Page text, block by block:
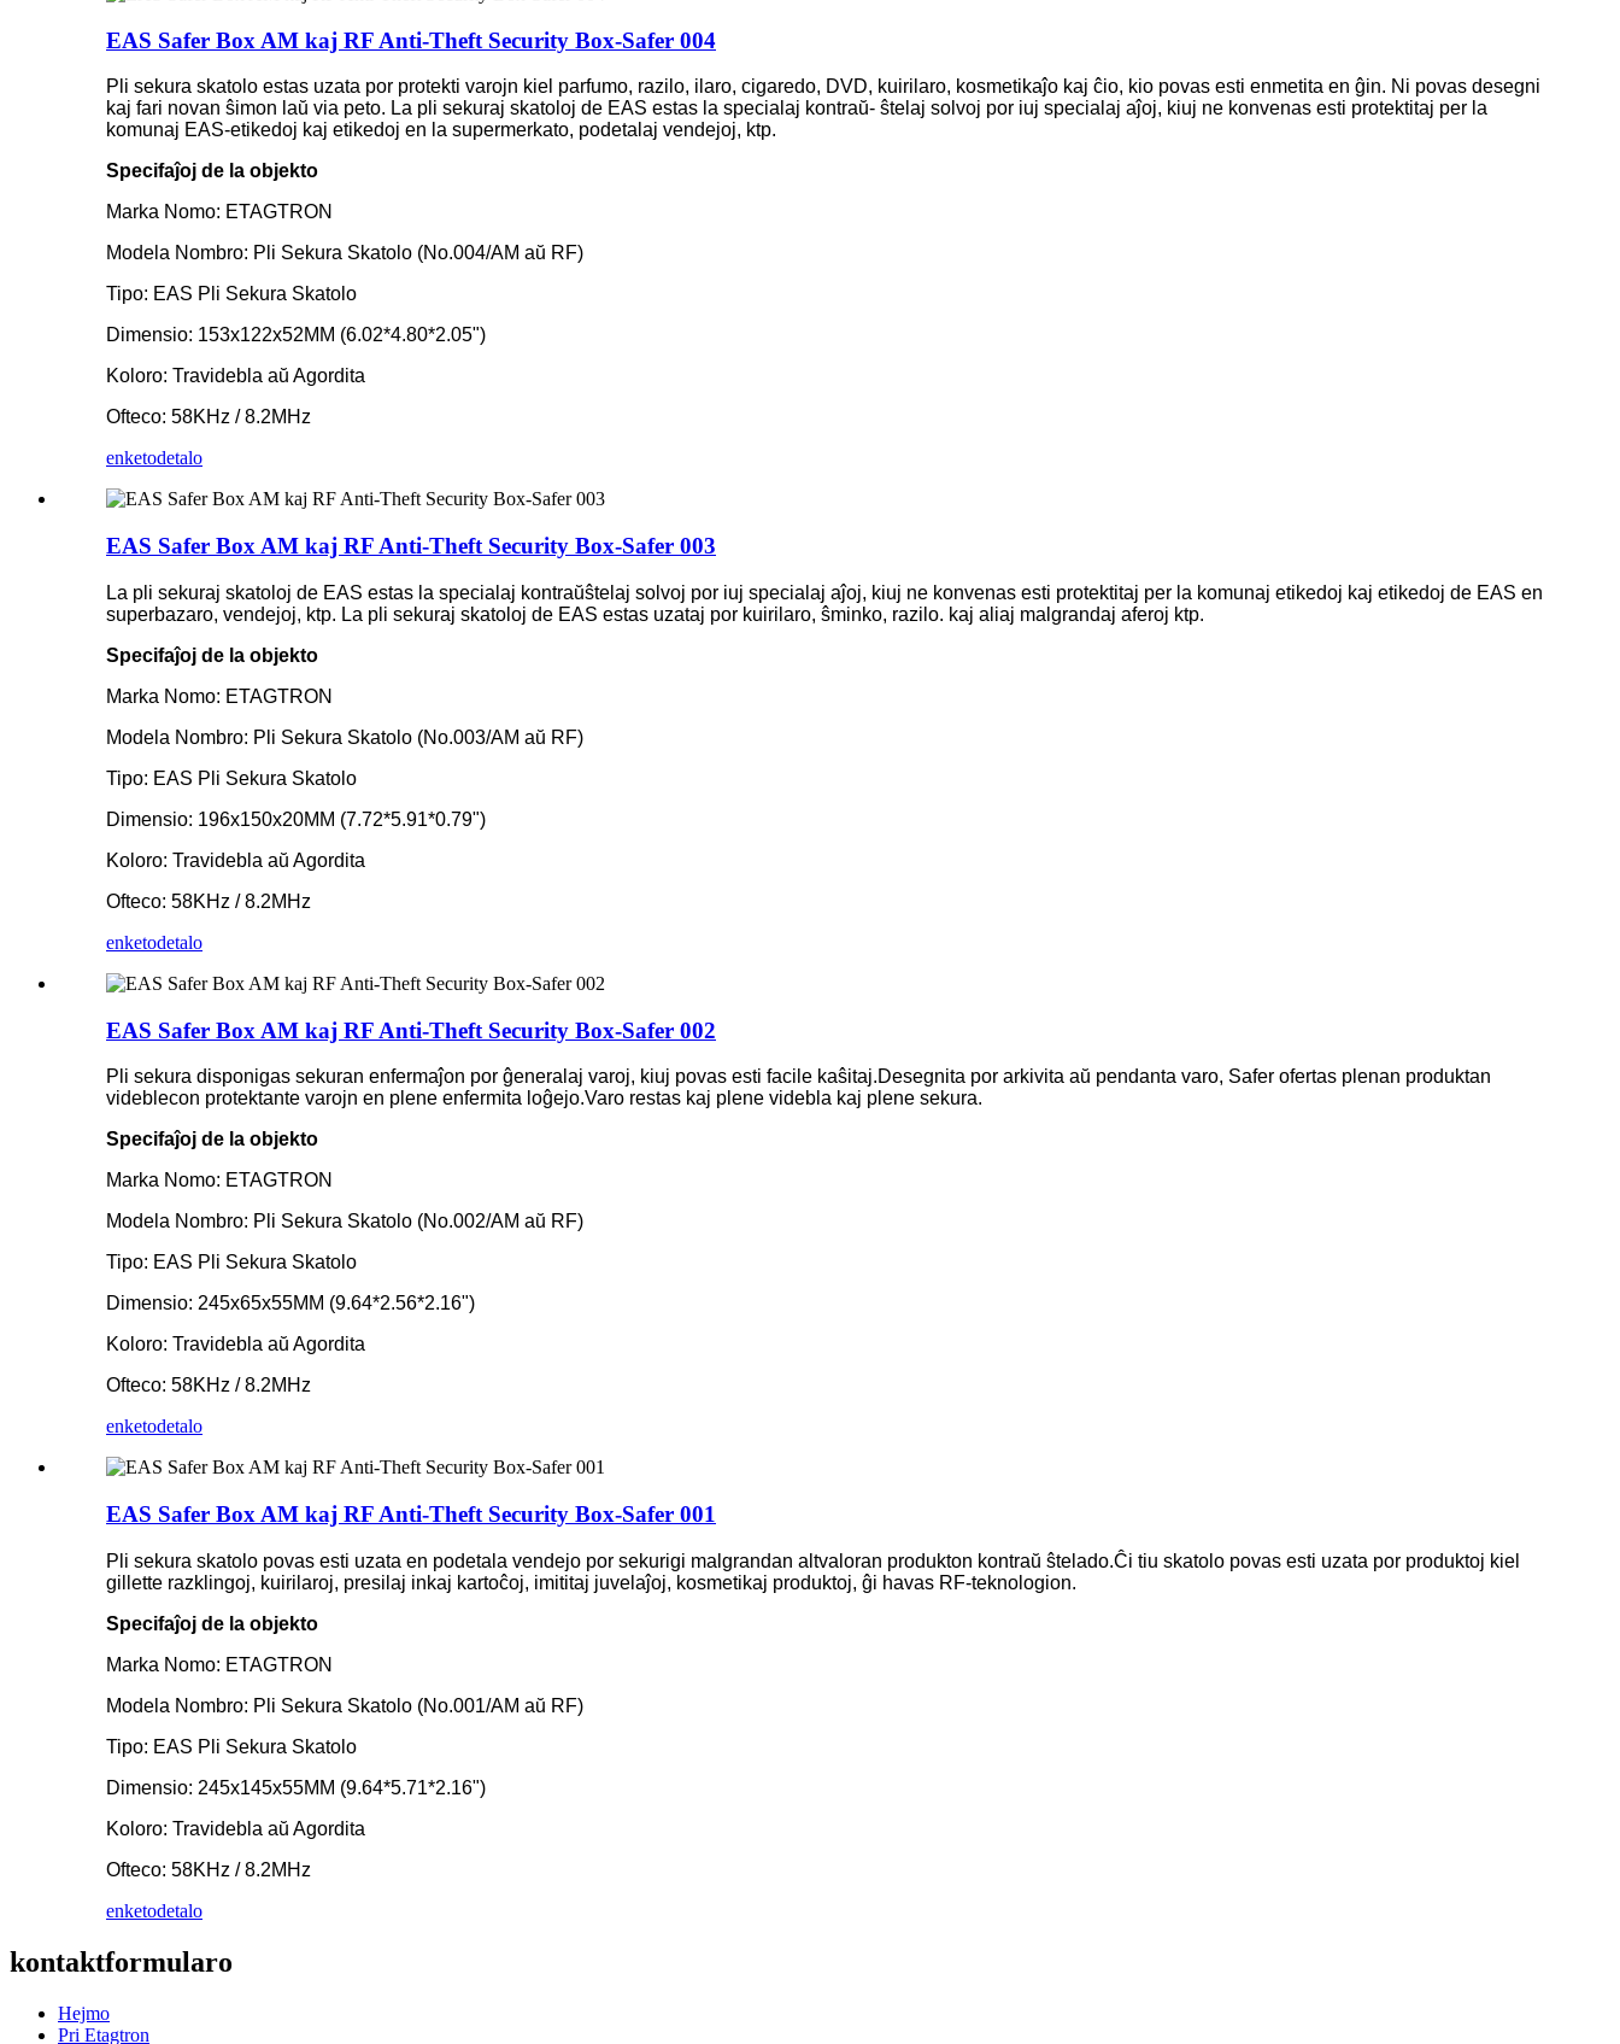
EAS Safer Box AM kaj RF Anti-Theft Security Box-Safer 004
Pli sekura skatolo estas uzata por protekti varojn kiel parfumo, razilo, ilaro, cigaredo, DVD, kuirilaro, kosmetikaĵo kaj ĉio, kio povas esti enmetita en ĝin. Ni povas desegni
kaj fari novan ŝimon laŭ via peto. La pli sekuraj skatoloj de EAS estas la specialaj kontraŭ- ŝtelaj solvoj por iuj specialaj aĵoj, kiuj ne konvenas esti protektitaj per la
komunaj EAS-etikedoj kaj etikedoj en la supermerkato, podetalaj vendejoj, ktp.
Specifaĵoj de la objekto
Marka Nomo: ETAGTRON
Modela Nombro: Pli Sekura Skatolo (No.004/AM aŭ RF)
Tipo: EAS Pli Sekura Skatolo
Dimensio: 153x122x52MM (6.02*4.80*2.05")
Koloro: Travidebla aŭ Agordita
Ofteco: 58KHz / 8.2MHz
enketodetalo
EAS Safer Box AM kaj RF Anti-Theft Security Box-Safer 003
La pli sekuraj skatoloj de EAS estas la specialaj kontraŭŝtelaj solvoj por iuj specialaj aĵoj, kiuj ne konvenas esti protektitaj per la komunaj etikedoj kaj etikedoj de EAS en
superbazaro, vendejoj, ktp. La pli sekuraj skatoloj de EAS estas uzataj por kuirilaro, ŝminko, razilo. kaj aliaj malgrandaj aferoj ktp.
Specifaĵoj de la objekto
Marka Nomo: ETAGTRON
Modela Nombro: Pli Sekura Skatolo (No.003/AM aŭ RF)
Tipo: EAS Pli Sekura Skatolo
Dimensio: 196x150x20MM (7.72*5.91*0.79")
Koloro: Travidebla aŭ Agordita
Ofteco: 58KHz / 8.2MHz
enketodetalo
EAS Safer Box AM kaj RF Anti-Theft Security Box-Safer 002
Pli sekura disponigas sekuran enfermaĵon por ĝeneralaj varoj, kiuj povas esti facile kaŝitaj.Desegnita por arkivita aŭ pendanta varo, Safer ofertas plenan produktan
videblecon protektante varojn en plene enfermita loĝejo.Varo restas kaj plene videbla kaj plene sekura.
Specifaĵoj de la objekto
Marka Nomo: ETAGTRON
Modela Nombro: Pli Sekura Skatolo (No.002/AM aŭ RF)
Tipo: EAS Pli Sekura Skatolo
Dimensio: 245x65x55MM (9.64*2.56*2.16")
Koloro: Travidebla aŭ Agordita
Ofteco: 58KHz / 8.2MHz
enketodetalo
EAS Safer Box AM kaj RF Anti-Theft Security Box-Safer 001
Pli sekura skatolo povas esti uzata en podetala vendejo por sekurigi malgrandan altvaloran produkton kontraŭ ŝtelado.Ĉi tiu skatolo povas esti uzata por produktoj kiel
gillette razklingoj, kuirilaroj, presilaj inkaj kartoĉoj, imititaj juvelaĵoj, kosmetikaj produktoj, ĝi havas RF-teknologion.
Specifaĵoj de la objekto
Marka Nomo: ETAGTRON
Modela Nombro: Pli Sekura Skatolo (No.001/AM aŭ RF)
Tipo: EAS Pli Sekura Skatolo
Dimensio: 245x145x55MM (9.64*5.71*2.16")
Koloro: Travidebla aŭ Agordita
Ofteco: 58KHz / 8.2MHz
enketodetalo
kontaktformularo
Hejmo
Pri Etagtron